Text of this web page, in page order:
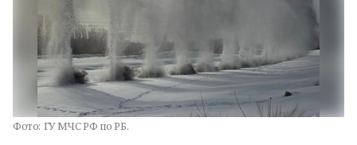
Фото: ГУ МЧС РФ по РБ.